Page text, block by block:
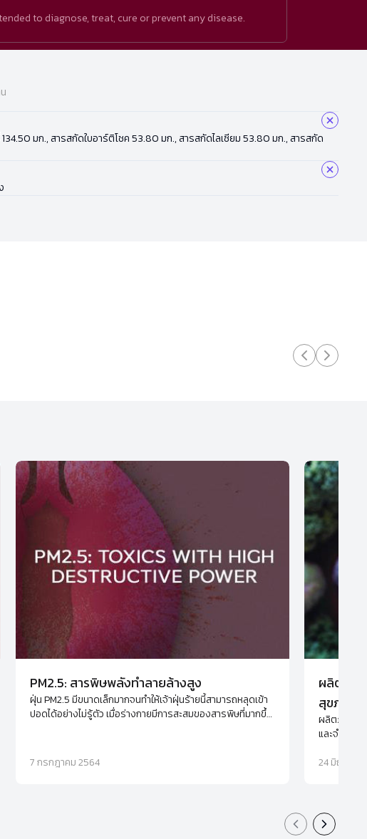
to diagnose, treat, cure or prevent any disease.
มก., สารสกัดใบอาร์ติโชค 53.80 มก., สารสกัดไลเซียม 53.80 มก., สารสกัด
PM2.5: สารพิษพลังทำลายล้างสูง
ฝุ่น PM2.5 มีขนาดเล็กมากจนทำให้เจ้าฝุ่นร้ายนี้สามารถหลุดเข้า
ปอดได้อย่างไม่รู้ตัว เมื่อร่างกายมีการสะสมของสารพิษที่มากขึ้น
ปกติ เช่น เนื้องอก และมะเร็ง
7 กรกฎาคม 2564
ผลิตภัณฑ์
สุขภาพ
ผลิตภัณฑ์เส
และจำเป็น
24 มิถุนายน
Previous slide
Next